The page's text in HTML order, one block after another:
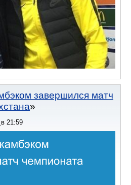
завершился матч
в 21:59